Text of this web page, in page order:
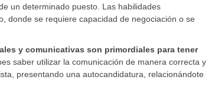
un determinado puesto. Las habilidades
donde se requiere capacidad de negociación o se
y comunicativas son primordiales para tener
saber utilizar la comunicación de manera correcta y
presentando una autocandidatura, relacionándote